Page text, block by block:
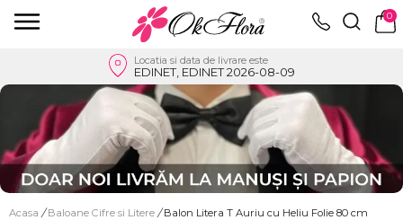
0
Locatia si data de livrare este
EDINET, EDINET 2026-08-09
Acasa / Baloane Cifre si Litere / Balon Litera T Auriu cu Heliu Folie 80 cm